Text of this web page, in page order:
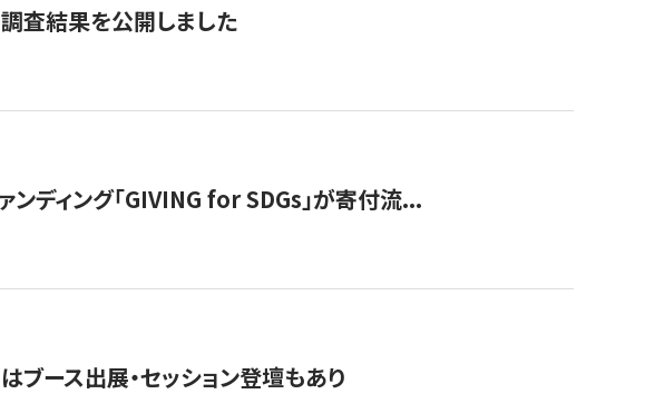
査結果を公開しました
ディング「GIVING for SDGs」が寄付流...
ブース出展・セッション登壇もあり